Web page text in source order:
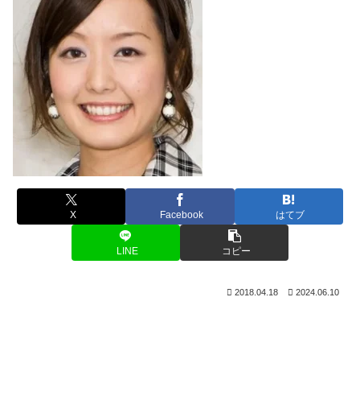
X Facebook はてブ
LINE コピー
2018.04.18 2024.06.10